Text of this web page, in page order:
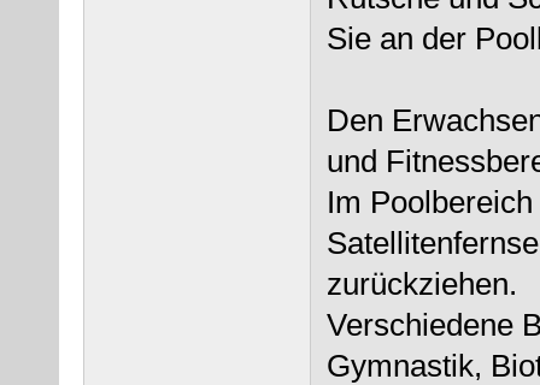
Sie an der
Den
und
Im
zurückziehen.
Verschiedene
Gymnastik,